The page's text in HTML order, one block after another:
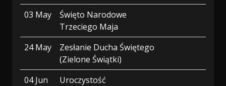
03 May
Święto Narodowe
Trzeciego Maja
24 May
Zesłanie Ducha Świętego
(Zielone Świątki)
04 Jun
Uroczystość